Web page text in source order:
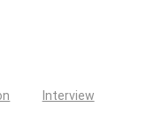
Interview